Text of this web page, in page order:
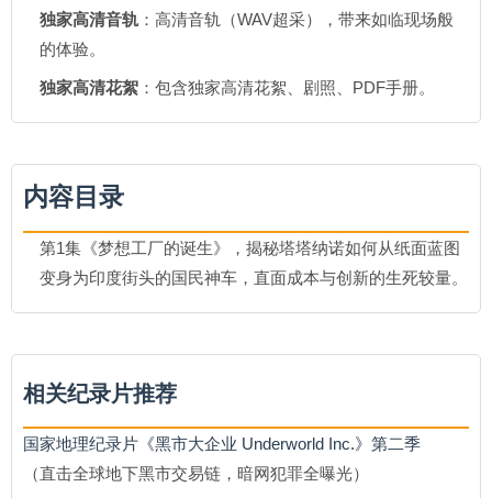
独家高清音轨 ：高清音轨（WAV超采），带来如临现场般
的体验。
独家高清花絮 ：包含独家高清花絮、剧照、PDF手册。
内容目录
第1集《梦想工厂的诞生》，揭秘塔塔纳诺如何从纸面蓝图
变身为印度街头的国民神车，直面成本与创新的生死较量。
相关纪录片推荐
国家地理纪录片《黑市大企业 Underworld Inc.》第二季
（直击全球地下黑市交易链，暗网犯罪全曝光）